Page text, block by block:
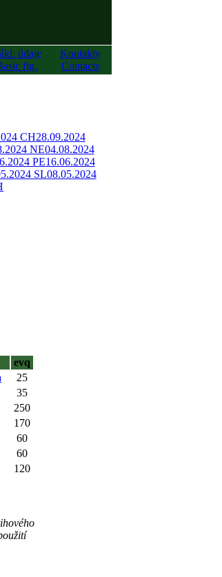
údaje
fig.
Kontakty
Contacts
CH28.09.2024
NE04.08.2024
PE16.06.2024
SL08.05.2024
evq
25
35
250
170
60
60
120